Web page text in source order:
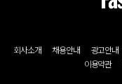
회사소개 채용안내 광고안내
이용약관